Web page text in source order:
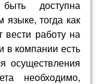
доступна
тогда как
вести работу на
в компании есть
осуществления
необходимо,